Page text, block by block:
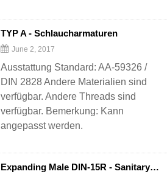
TYP A - Schlaucharmaturen
June 2, 2017
Ausstattung Standard: AA-59326 /
DIN 2828 Andere Materialien sind
verfügbar. Andere Threads sind
verfügbar. Bemerkung: Kann
angepasst werden.
Expanding Male DIN-15R - Sanitary Pipe